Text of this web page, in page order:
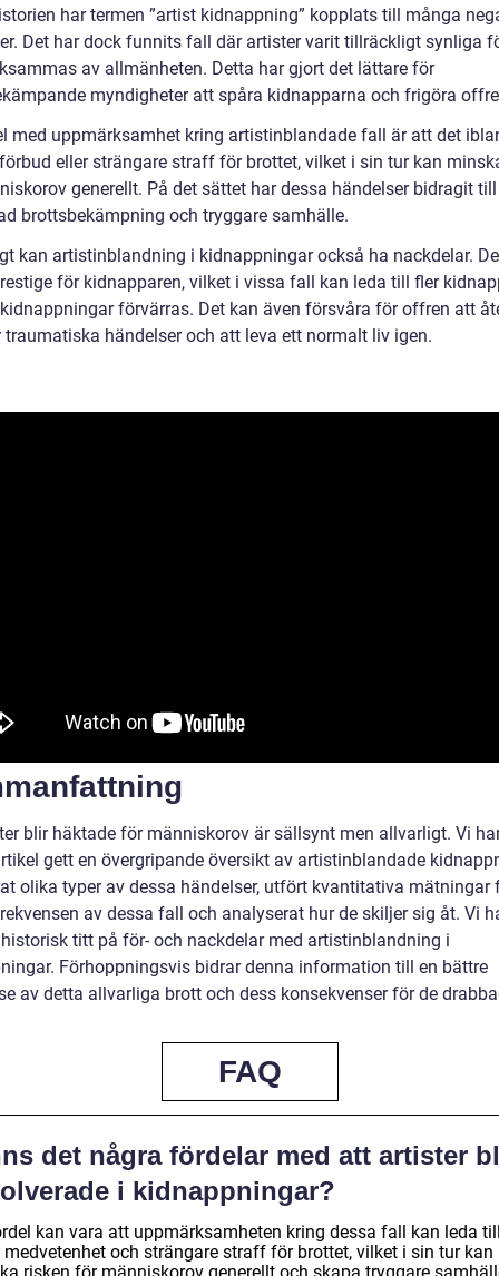
har termen ”artist kidnappning” kopplats till många
Det har dock funnits fall där artister varit tillräckligt synliga
av allmänheten. Detta har gjort det lättare för
myndigheter att spåra kidnapparna och frigöra
med uppmärksamhet kring artistinblandade fall är att det
eller strängare straff för brottet, vilket i sin tur kan
generellt. På det sättet har dessa händelser bidragit
brottsbekämpning och tryggare samhälle.
kan artistinblandning i kidnappningar också ha nackdelar.
för kidnapparen, vilket i vissa fall kan leda till fler
förvärras. Det kan även försvåra för offren att
traumatiska händelser och att leva ett normalt liv igen.
blir häktade för människorov är sällsynt men allvarligt. Vi
gett en övergripande översikt av artistinblandade
olika typer av dessa händelser, utfört kvantitativa mätningar
av dessa fall och analyserat hur de skiljer sig åt. Vi
titt på för- och nackdelar med artistinblandning i
Förhoppningsvis bidrar denna information till en bättre
av detta allvarliga brott och dess konsekvenser för de
FAQ
det några fördelar med att artister
i kidnappningar?
kan vara att uppmärksamheten kring dessa fall kan leda
medvetenhet och strängare straff för brottet, vilket i sin tur kan